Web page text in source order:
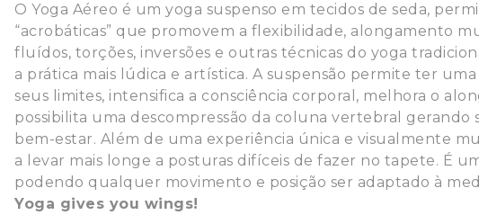
O Yoga Aéreo é um yoga suspenso em tecidos de seda,
“acrobáticas” que promovem a flexibilidade, alongamento
fluídos, torções, inversões e outras técnicas do yoga
a prática mais lúdica e artística. A suspensão permite ter
seus limites, intensifica a consciência corporal, melhora o
possibilita uma descompressão da coluna vertebral gerando
bem-estar. Além de uma experiência única e visualmente
a levar mais longe a posturas difíceis de fazer no tapete. É
podendo qualquer movimento e posição ser adaptado à
Yoga gives you wings!